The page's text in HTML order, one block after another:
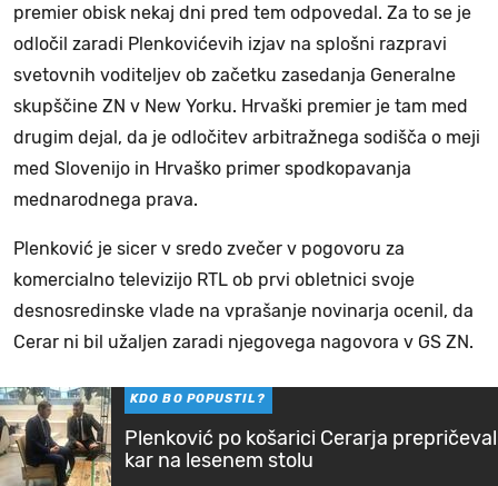
premier obisk nekaj dni pred tem odpovedal. Za to se je
odločil zaradi Plenkovićevih izjav na splošni razpravi
svetovnih voditeljev ob začetku zasedanja Generalne
skupščine ZN v New Yorku. Hrvaški premier je tam med
drugim dejal, da je odločitev arbitražnega sodišča o meji
med Slovenijo in Hrvaško primer spodkopavanja
mednarodnega prava.
Plenković je sicer v sredo zvečer v pogovoru za
komercialno televizijo RTL ob prvi obletnici svoje
desnosredinske vlade na vprašanje novinarja ocenil, da
Cerar ni bil užaljen zaradi njegovega nagovora v GS ZN.
KDO BO POPUSTIL?
Plenković po košarici Cerarja prepričeval
kar na lesenem stolu